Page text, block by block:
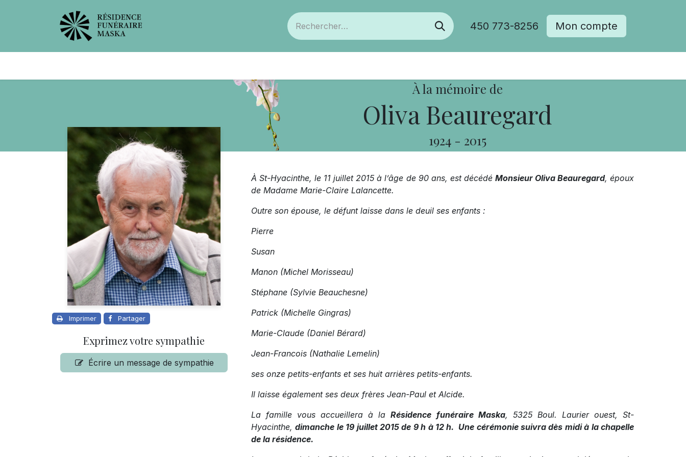
450 773-8256 Mon compte
À la mémoire de
Oliva Beauregard
1924 - 2015
Imprimer Partager
Exprimez votre sympathie
Écrire un message de sympathie
À St-Hyacinthe, le 11 juillet 2015 à l’âge de 90 ans, est décédé Monsieur Oliva Beauregard, époux
de Madame Marie-Claire Lalancette.
Outre son épouse, le défunt laisse dans le deuil ses enfants :
Pierre
Susan
Manon (Michel Morisseau)
Stéphane (Sylvie Beauchesne)
Patrick (Michelle Gingras)
Marie-Claude (Daniel Bérard)
Jean-Francois (Nathalie Lemelin)
ses onze petits-enfants et ses huit arrières petits-enfants.
Il laisse également ses deux frères Jean-Paul et Alcide.
La famille vous accueillera à laRésidence funéraire Maska, 5325 Boul. Laurier ouest, St-
Hyacinthe,dimanche le 19 juillet 2015 de 9 h à 12 h. Une cérémonie suivra dès midi à la chapelle
de la résidence.